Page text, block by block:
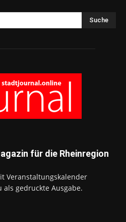
Suche
für die Rheinregion
Veranstaltungskalender
gedruckte Ausgabe.